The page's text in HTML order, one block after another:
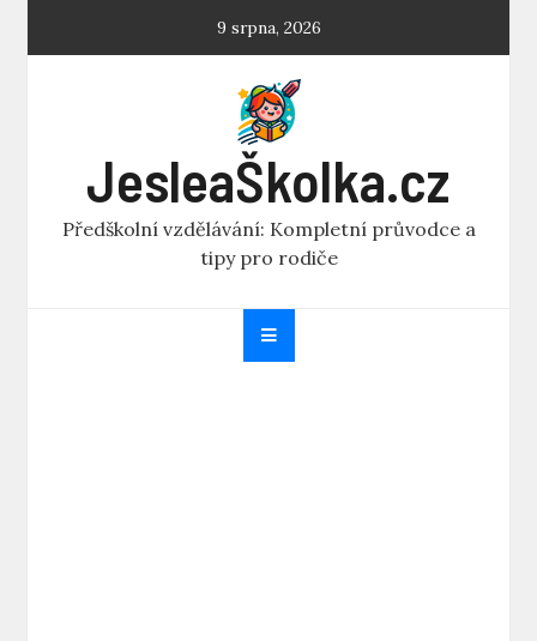
9 srpna, 2026
JesleaŠkolka.cz
Předškolní vzdělávání: Kompletní průvodce a
tipy pro rodiče